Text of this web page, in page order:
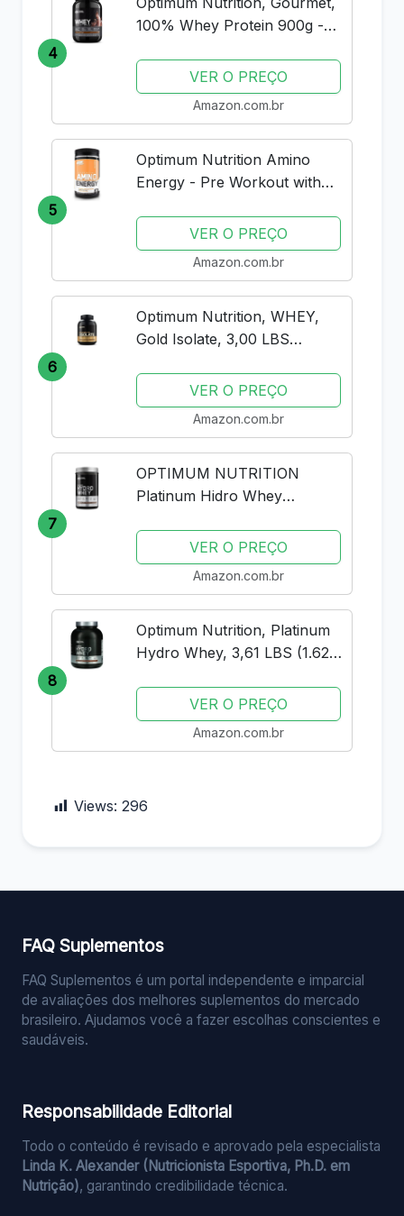
4
100% Whey Protein 900g -
VER O PREÇO
Amazon.com.br
5
Optimum Nutrition Amino
Energy - Pre Workout with
Acids, Keto Friendly, Green
Coffee Extract, Energy
Powder - Peach Lemonade,
30 Servings
VER O PREÇO
Amazon.com.br
6
Optimum Nutrition, WHEY,
Gold Isolate, 3,00 LBS
VER O PREÇO
Amazon.com.br
7
OPTIMUM NUTRITION
Platinum Hidro Whey
- 795G
VER O PREÇO
Amazon.com.br
8
Optimum Nutrition, Platinum
Hydro Whey, 3,61 LBS (1.62
VER O PREÇO
Amazon.com.br
Views: 296
FAQ Suplementos
FAQ Suplementos é um portal independente e imparcial
de avaliações dos melhores suplementos do mercado
brasileiro. Ajudamos você a fazer escolhas conscientes e
saudáveis.
Responsabilidade Editorial
Todo o conteúdo é revisado e aprovado pela especialista
Linda K. Alexander (Nutricionista Esportiva, Ph.D. em
Nutrição), garantindo credibilidade técnica.